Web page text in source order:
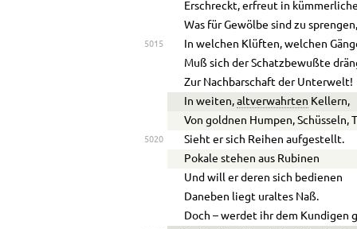
Erschreckt, erfreut in
Was für Gewölbe sind zu
5015
In welchen Klüften, welchen
Muß sich der Schatzbewußte
Zur Nachbarschaft der Unterwelt!
In weiten,altverwahrten Kellern,
Von goldnen Humpen, Schüsseln,
5020
Sieht er sich Reihen aufgestellt.
Pokale stehen aus Rubinen
Und will er deren sich bedienen
Daneben liegt uraltes Naß.
Doch – werdet ihr dem Kundigen